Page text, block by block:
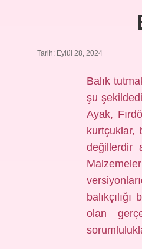
Tarih: Eylül 28, 2024
Balık
şu
Ayak,
kurtçuklar,
değillerdir
olan